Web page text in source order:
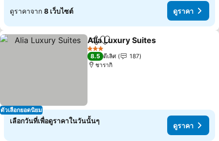
ดูราคาจาก 8 เว็บไซต์ ดูราคา
ตัวเลือกยอดนิยม
แชร์ เพิ่มในรายการโปรด
Alia Luxury Suites
3 ดาว
8.5 ดีเลิศ
187
ชารากิ
เลือกวันที่เพื่อดูราคาในวันนั้นๆ
ดูราคา